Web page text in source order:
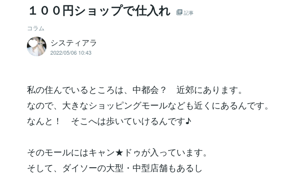
１００円ショップで仕入れ 記事
コラム
システィアラ
2022/05/06 10:43
私の住んでいるところは、中都会？ 近郊にあります。
なので、大きなショッピングモールなども近くにあるんです。
なんと！ そこへは歩いていけるんです♪
そのモールにはキャン★ドゥが入っています。
そして、ダイソーの大型・中型店舗もあるし